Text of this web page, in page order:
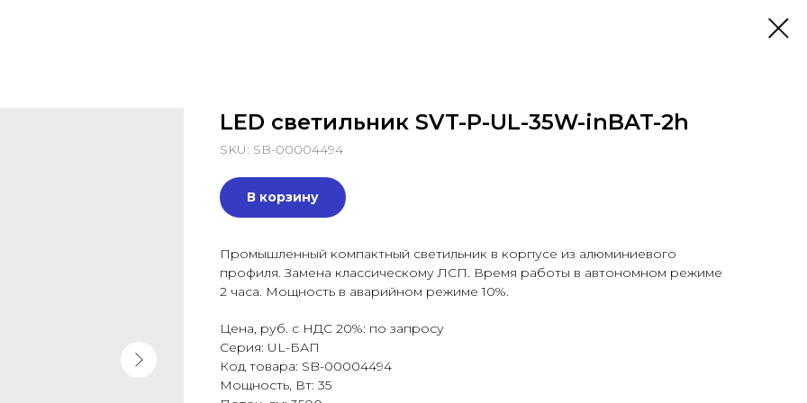
LED светильник SVT-P-UL-35W-inBAT-2h
SKU: SB-00004494
В корзину
Промышленный компактный светильник в корпусе из алюминиевого
профиля. Замена классическому ЛСП. Время работы в автономном режиме
2 часа. Мощность в аварийном режиме 10%.
Цена, руб. с НДС 20%: по запросу
Серия: UL-БАП
Код товара: SB-00004494
Мощность, Вт: 35